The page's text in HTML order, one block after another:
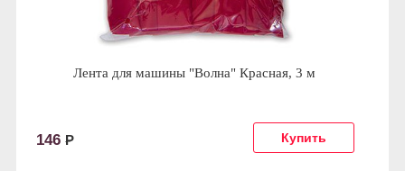
Лента для машины "Волна" Красная, 3 м
146 Р